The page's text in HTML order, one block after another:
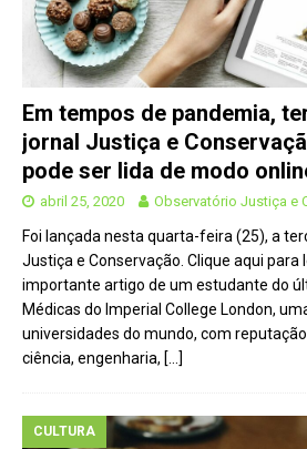
Em tempos de pandemia,
jornal Justiça e
pode ser lida de modo
abril 25, 2020 Observatório Justiça e
Foi lançada nesta quarta-feira (25), a
Justiça e Conservação. Clique aqui para
importante artigo de um estudante do
Médicas do Imperial College London,
universidades do mundo, com
ciência, engenharia, […]
CULTURA